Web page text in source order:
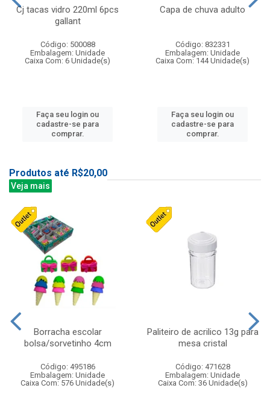
Cj tacas vidro 220ml 6pcs
gallant
Código: 500088
Embalagem: Unidade
Caixa Com: 6 Unidade(s)
Faça seu login ou
cadastre-se para
comprar.
Capa de chuva adulto
Código: 832331
Embalagem: Unidade
Caixa Com: 144 Unidade(s)
Faça seu login ou
cadastre-se para
comprar.
Produtos até R$20,00
Veja mais
Borracha escolar
bolsa/sorvetinho 4cm
Código: 495186
Embalagem: Unidade
Caixa Com: 576 Unidade(s)
Paliteiro de acrilico 13g para
mesa cristal
Código: 471628
Embalagem: Unidade
Caixa Com: 36 Unidade(s)